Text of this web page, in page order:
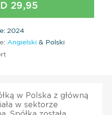
29,95
2024
Angielski & Polski
w Polska z główną
w sektorze